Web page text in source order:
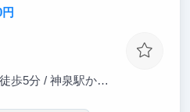
分 / 神泉駅から徒歩3分